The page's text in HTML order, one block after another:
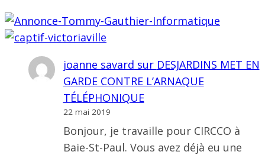
joanne savard sur DESJARDINS MET EN
GARDE CONTRE L’ARNAQUE
TÉLÉPHONIQUE
22 mai 2019
Bonjour, je travaille pour CIRCCO à
Baie-St-Paul. Vous avez déjà eu une